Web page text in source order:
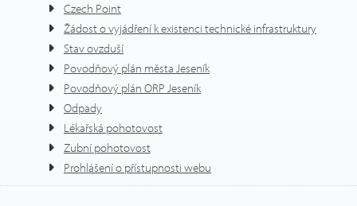
Czech Point
Žádost o vyjádření k existenci technické infrastruktury
Stav ovzduší
Povodňový plán města Jeseník
Povodňový plán ORP Jeseník
Odpady
Lékařská pohotovost
Zubní pohotovost
Prohlášení o přístupnosti webu